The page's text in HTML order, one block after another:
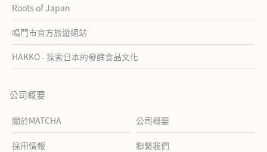
Roots of Japan
鳴門市官方旅遊網站
HAKKO - 探索日本的發酵食品文化
公司概要
關於MATCHA 公司概要
採用情報 聯繫我們